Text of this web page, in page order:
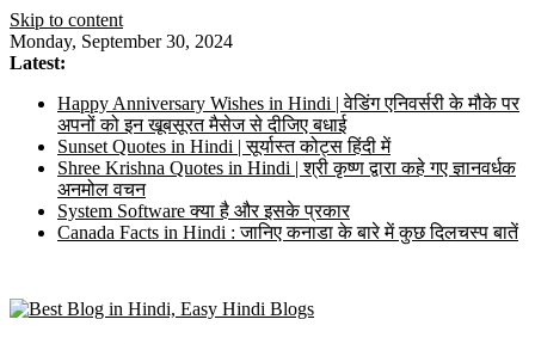
Skip to content
Monday, September 30, 2024
Latest:
Happy Anniversary Wishes in Hindi | वेडिंग एनिवर्सरी के मौके पर
अपनों को इन खूबसूरत मैसेज से दीजिए बधाई
Sunset Quotes in Hindi | सूर्यास्त कोट्स हिंदी में
Shree Krishna Quotes in Hindi | श्री कृष्ण द्वारा कहे गए ज्ञानवर्धक
अनमोल वचन
System Software क्या है और इसके प्रकार
Canada Facts in Hindi : जानिए कनाडा के बारे में कुछ दिलचस्प बातें